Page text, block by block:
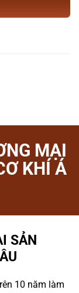
MẠI
KHÍ Á
SẢN
10 năm làm